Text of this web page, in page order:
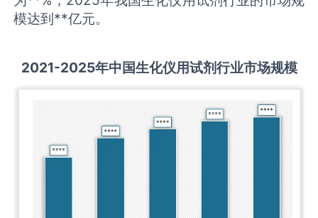
模达到**亿元。
2021-2025年中国生化仪用试剂行业市场规模